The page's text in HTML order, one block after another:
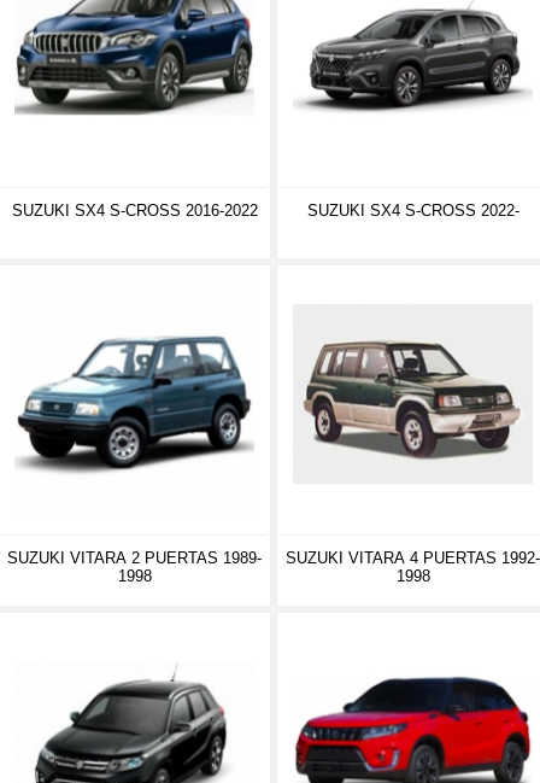
SUZUKI SX4 S-CROSS 2016-2022 SUZUKI SX4 S-CROSS 2022-
SUZUKI VITARA 2 PUERTAS 1989-
1998
SUZUKI VITARA 4 PUERTAS 1992-
1998